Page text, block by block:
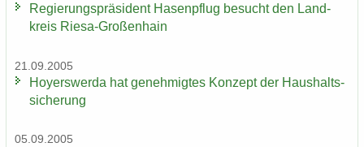
Re­gie­rungs­prä­si­dent Ha­sen­pflug be­sucht den Land­
kreis Riesa-​Großenhain
21.09.2005
Ho­yers­wer­da hat ge­neh­mig­tes Kon­zept der Haus­halts­
si­che­rung
05.09.2005